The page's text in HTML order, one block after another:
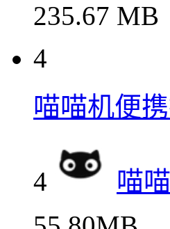
235.67 MB
4
喵喵机便
4
喵